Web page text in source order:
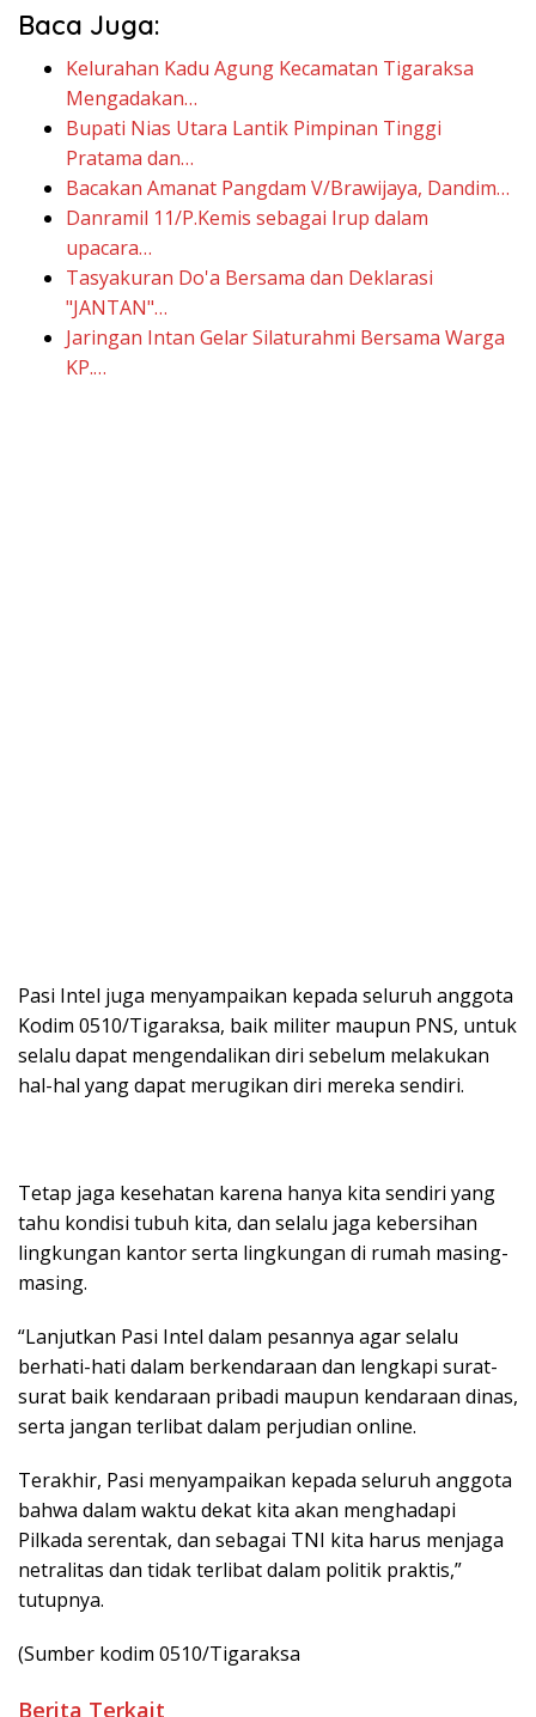
Baca Juga:
Kelurahan Kadu Agung Kecamatan Tigaraksa
Mengadakan…
Bupati Nias Utara Lantik Pimpinan Tinggi
Pratama dan…
Bacakan Amanat Pangdam V/Brawijaya, Dandim…
Danramil 11/P.Kemis sebagai Irup dalam
upacara…
Tasyakuran Do'a Bersama dan Deklarasi
"JANTAN"…
Jaringan Intan Gelar Silaturahmi Bersama Warga
KP.…
Pasi Intel juga menyampaikan kepada seluruh anggota
Kodim 0510/Tigaraksa, baik militer maupun PNS, untuk
selalu dapat mengendalikan diri sebelum melakukan
hal-hal yang dapat merugikan diri mereka sendiri.
Tetap jaga kesehatan karena hanya kita sendiri yang
tahu kondisi tubuh kita, dan selalu jaga kebersihan
lingkungan kantor serta lingkungan di rumah masing-
masing.
“Lanjutkan Pasi Intel dalam pesannya agar selalu
berhati-hati dalam berkendaraan dan lengkapi surat-
surat baik kendaraan pribadi maupun kendaraan dinas,
serta jangan terlibat dalam perjudian online.
Terakhir, Pasi menyampaikan kepada seluruh anggota
bahwa dalam waktu dekat kita akan menghadapi
Pilkada serentak, dan sebagai TNI kita harus menjaga
netralitas dan tidak terlibat dalam politik praktis,”
tutupnya.
(Sumber kodim 0510/Tigaraksa
Berita Terkait